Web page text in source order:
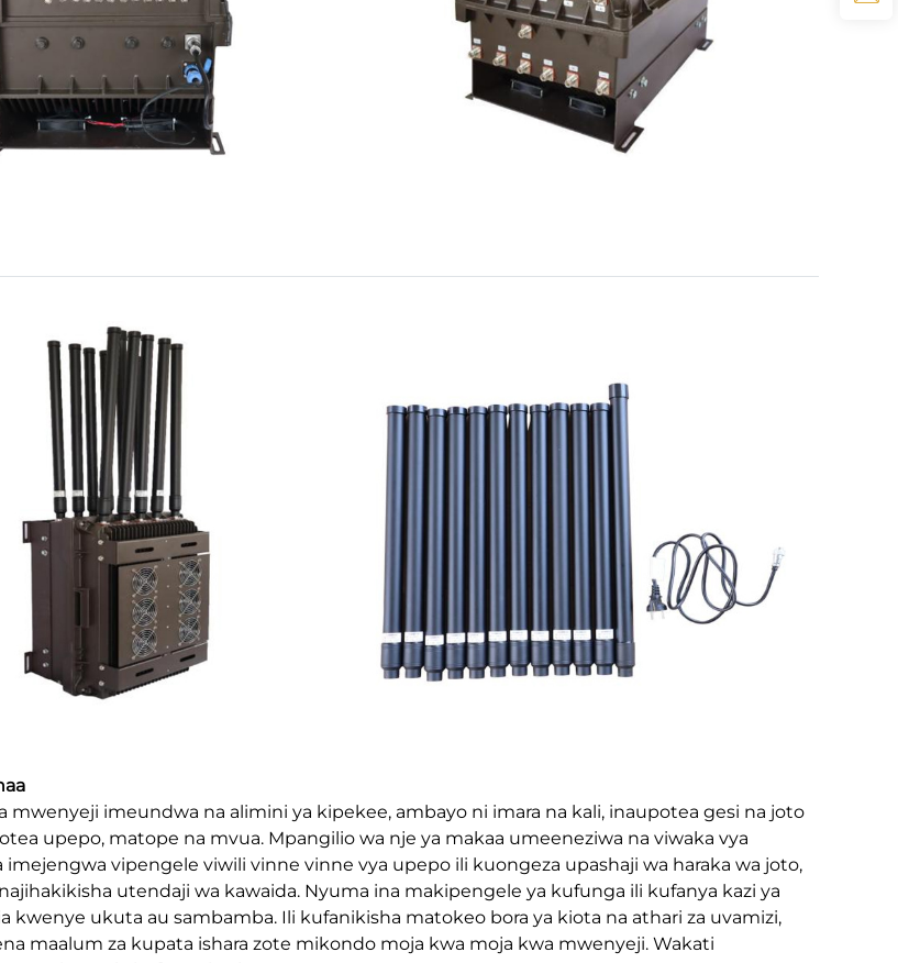
mwenyeji imeundwa na alimini ya kipekee, ambayo ni imara na kali, inaupotea gesi na joto
upepo, matope na mvua. Mpangilio wa nje ya makaa umeeneziwa na viwaka vya
imejengwa vipengele viwili vinne vinne vya upepo ili kuongeza upashaji wa haraka wa joto,
utendaji wa kawaida. Nyuma ina makipengele ya kufunga ili kufanya kazi ya
kwenye ukuta au sambamba. Ili kufanikisha matokeo bora ya kiota na athari za uvamizi,
maalum za kupata ishara zote mikondo moja kwa moja kwa mwenyeji. Wakati